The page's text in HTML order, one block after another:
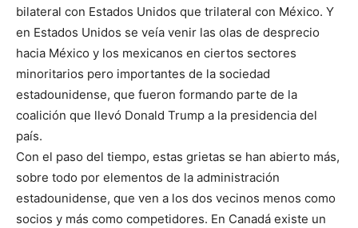
bilateral con Estados Unidos que trilateral con México. Y
en Estados Unidos se veía venir las olas de desprecio
hacia México y los mexicanos en ciertos sectores
minoritarios pero importantes de la sociedad
estadounidense, que fueron formando parte de la
coalición que llevó Donald Trump a la presidencia del
país.
Con el paso del tiempo, estas grietas se han abierto más,
sobre todo por elementos de la administración
estadounidense, que ven a los dos vecinos menos como
socios y más como competidores. En Canadá existe un